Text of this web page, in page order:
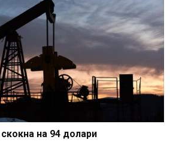
на 94 долари